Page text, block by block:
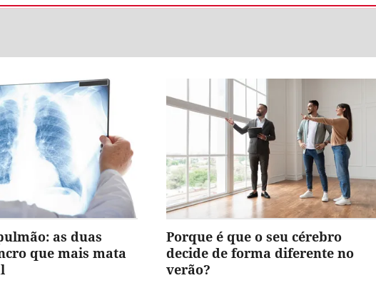
as duas
que mais mata
Porque é que o seu cérebro
decide de forma diferente no
verão?